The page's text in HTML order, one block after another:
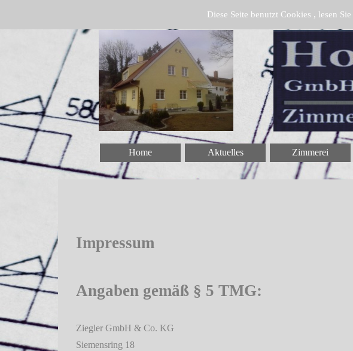
Diese Seite benutzt Cookies , lesen
Home Aktuelles Zimmerei
Impressum
Angaben gemäß § 5 TMG:
Ziegler GmbH & Co. KG
Siemensring 18